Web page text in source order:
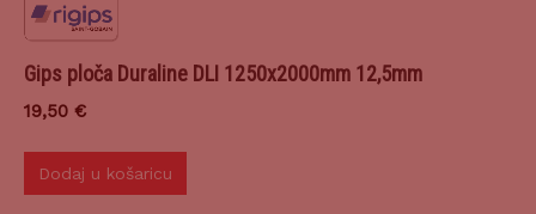
Gips ploča Duraline DLI 1250x2000mm 12,5mm
19,50 €
Dodaj u košaricu